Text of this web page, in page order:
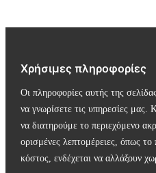
Χρήσιμες πληροφορίες
Οι πληροφορίες αυτής της
να γνωρίσετε τις υπηρεσίες
να διατηρούμε το περιεχόμενο
ορισμένες λεπτομέρειες, όπως
κόστος, ενδέχεται να αλλάξουν